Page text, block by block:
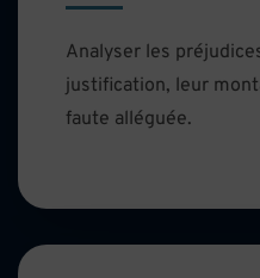
Analyser les
justification, leur
faute alléguée.